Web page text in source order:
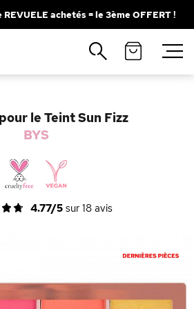
achetés = le 3ème OFFERT !
le Teint Sun Fizz
BYS
4.77/5 sur 18 avis
Fermer
populaires